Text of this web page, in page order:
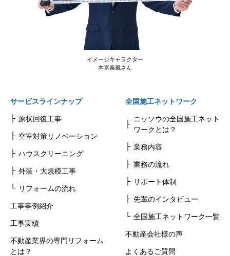
イメージキャラクター
本宮泰風さん
サービスラインナップ
原状回復工事
空室対策リノベーション
ハウスクリーニング
外装・大規模工事
リフォームの流れ
工事事例紹介
工事実績
不動産業界の専門リフォーム
とは？
全国施工ネットワーク
ニッソウの全国施工ネット
ワークとは？
業務内容
業務の流れ
サポート体制
先輩のインタビュー
全国施工ネットワーク一覧
不動産会社様の声
よくあるご質問